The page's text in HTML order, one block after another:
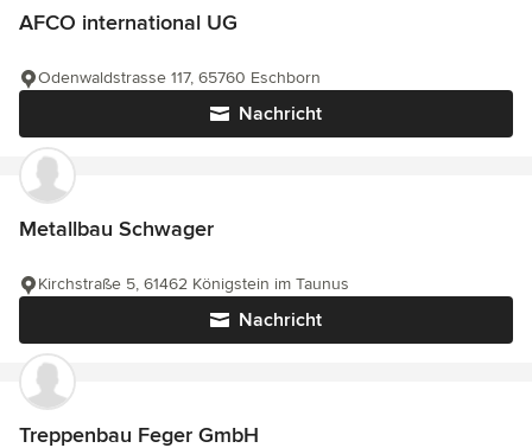
AFCO international UG
Nachricht
Odenwaldstrasse 117, 65760 Eschborn
Metallbau Schwager
Nachricht
Kirchstraße 5, 61462 Königstein im Taunus
Treppenbau Feger GmbH